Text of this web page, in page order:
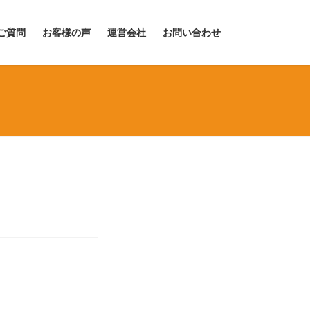
質問 お客様の声 運営会社 お問い合わせ